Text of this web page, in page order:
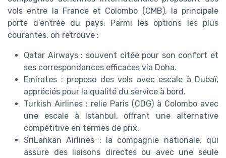
vols entre la France et Colombo (CMB), la principale
porte d’entrée du pays. Parmi les options les plus
courantes, on retrouve :
Qatar Airways: souvent citée pour son confort et
ses correspondances efficaces via Doha.
Emirates : propose des vols avec escale à Dubaï,
appréciés pour la qualité du service à bord.
Turkish Airlines : relie Paris (CDG) à Colombo avec
une escale à Istanbul, offrant une alternative
compétitive en termes de prix.
SriLankan Airlines : la compagnie nationale, qui
assure des liaisons directes ou avec une seule